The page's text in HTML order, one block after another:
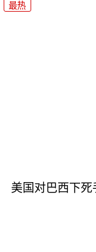
最热
美国对巴西下